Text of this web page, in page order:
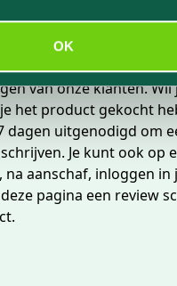
OK
klanten
geverifieerde
van onze klanten. Wil
het product gekocht
dagen uitgenodigd om
Je kunt ook op
aanschaf, inloggen in
pagina een review